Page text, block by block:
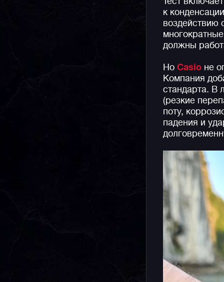
к
воздействию
должны
Но Casio не
Компания
стандарта. В
(резкие
поту,
падения и